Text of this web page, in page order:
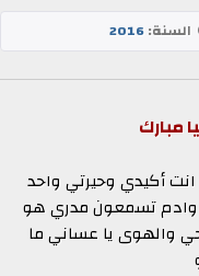
السنة:2016
مبارك
أكيدي وحيرتي واحد
تسمعون مدري هو
والهوى يا عساني ما